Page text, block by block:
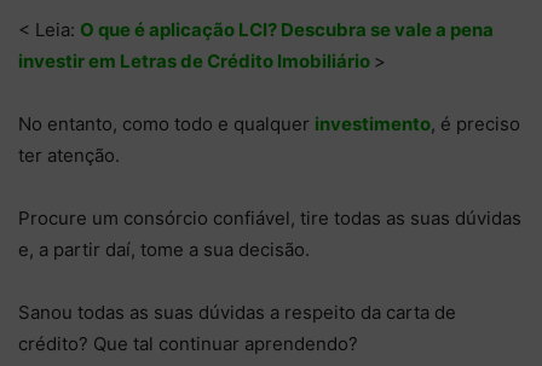
< Leia: O que é aplicação LCI? Descubra se vale a pena
investir em Letras de Crédito Imobiliário >
No entanto, como todo e qualquer investimento, é preciso
ter atenção.
Procure um consórcio confiável, tire todas as suas dúvidas
e, a partir daí, tome a sua decisão.
Sanou todas as suas dúvidas a respeito da carta de
crédito? Que tal continuar aprendendo?